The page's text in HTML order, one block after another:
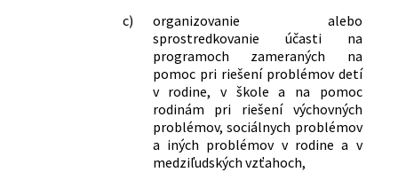
c)
organizovanie alebo
sprostredkovanie účasti na
programoch zameraných na
pomoc pri riešení problémov detí
v rodine, v škole a na pomoc
rodinám pri riešení výchovných
problémov, sociálnych problémov
a iných problémov v rodine a v
medziľudských vzťahoch,